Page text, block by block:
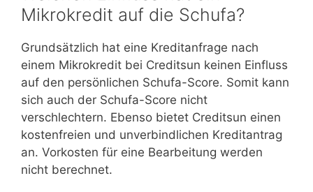
Mikrokredit auf die Schufa?
Grundsätzlich hat eine Kreditanfrage nach
einem Mikrokredit bei Creditsun keinen Einfluss
auf den persönlichen Schufa-Score. Somit kann
sich auch der Schufa-Score nicht
verschlechtern. Ebenso bietet Creditsun einen
kostenfreien und unverbindlichen Kreditantrag
an. Vorkosten für eine Bearbeitung werden
nicht berechnet.